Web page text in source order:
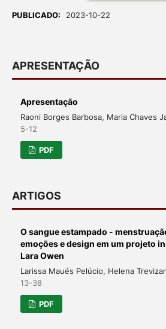
PUBLICADO: 2023-10-22
APRESENTAÇÃO
Apresentação
Raoni Borges Barbosa, Maria Chaves
5-12
PDF
ARTIGOS
O sangue estampado -
emoções e design em um projeto
Lara Owen
Larissa Maués Pelúcio, Helena
13-38
PDF